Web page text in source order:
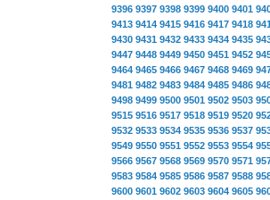
9396 9397 9398 9399 9400 9401
9413 9414 9415 9416 9417 9418
9430 9431 9432 9433 9434 9435
9447 9448 9449 9450 9451 9452
9464 9465 9466 9467 9468 9469
9481 9482 9483 9484 9485 9486
9498 9499 9500 9501 9502 9503
9515 9516 9517 9518 9519 9520
9532 9533 9534 9535 9536 9537
9549 9550 9551 9552 9553 9554
9566 9567 9568 9569 9570 9571
9583 9584 9585 9586 9587 9588
9600 9601 9602 9603 9604 9605